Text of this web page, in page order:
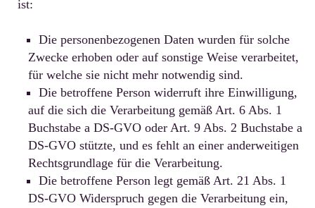
ist:
Die personenbezogenen Daten wurden für solche
Zwecke erhoben oder auf sonstige Weise verarbeitet,
für welche sie nicht mehr notwendig sind.
Die betroffene Person widerruft ihre Einwilligung,
auf die sich die Verarbeitung gemäß Art. 6 Abs. 1
Buchstabe a DS-GVO oder Art. 9 Abs. 2 Buchstabe a
DS-GVO stützte, und es fehlt an einer anderweitigen
Rechtsgrundlage für die Verarbeitung.
Die betroffene Person legt gemäß Art. 21 Abs. 1
DS-GVO Widerspruch gegen die Verarbeitung ein,